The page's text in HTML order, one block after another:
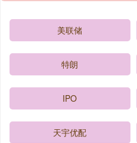
美联储
特朗
IPO
天宇优配